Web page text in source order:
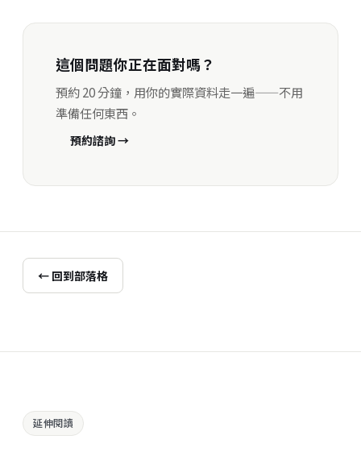
這個問題你正在面對嗎？
預約 20 分鐘，用你的實際資料走一遍——不用
準備任何東西。
預約諮詢 →
← 回到部落格
延伸閱讀